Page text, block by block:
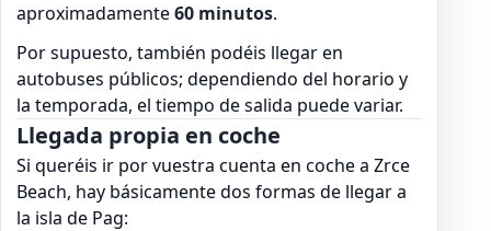
aproximadamente60 minutos.
Por supuesto, también podéis llegar en
autobuses públicos; dependiendo del horario y
la temporada, el tiempo de salida puede variar.
Llegada propia en coche
Si queréis ir por vuestra cuenta en coche a Zrce
Beach, hay básicamente dos formas de llegar a
la isla de Pag: